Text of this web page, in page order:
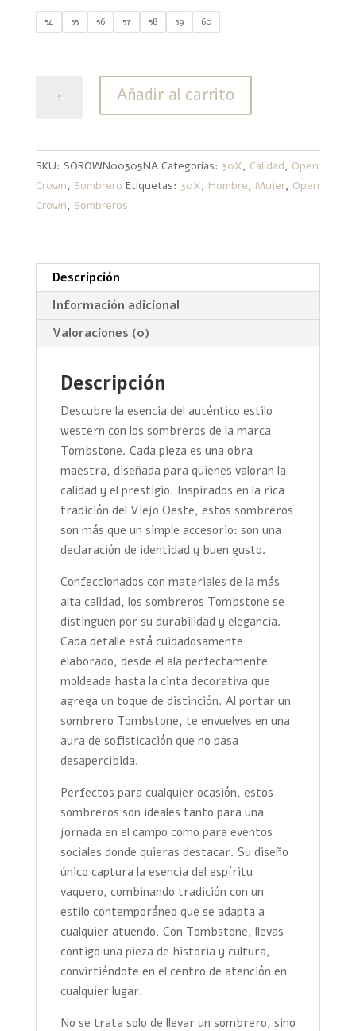
54 55 56 57 58 59 60
Open
Natural
Café
cantidad
Añadir al carrito
SKU: SOROWN00305NA Categorías: 30X, Calidad, Open
Crown, Sombrero Etiquetas: 30X, Hombre, Mujer, Open
Crown, Sombreros
Descripción
Información adicional
Valoraciones (0)
Descripción
Descubre la esencia del auténtico estilo
western con los sombreros de la marca
Tombstone. Cada pieza es una obra
maestra, diseñada para quienes valoran la
calidad y el prestigio. Inspirados en la rica
tradición del Viejo Oeste, estos sombreros
son más que un simple accesorio: son una
declaración de identidad y buen gusto.
Confeccionados con materiales de la más
alta calidad, los sombreros Tombstone se
distinguen por su durabilidad y elegancia.
Cada detalle está cuidadosamente
elaborado, desde el ala perfectamente
moldeada hasta la cinta decorativa que
agrega un toque de distinción. Al portar un
sombrero Tombstone, te envuelves en una
aura de sofisticación que no pasa
desapercibida.
Perfectos para cualquier ocasión, estos
sombreros son ideales tanto para una
jornada en el campo como para eventos
sociales donde quieras destacar. Su diseño
único captura la esencia del espíritu
vaquero, combinando tradición con un
estilo contemporáneo que se adapta a
cualquier atuendo. Con Tombstone, llevas
contigo una pieza de historia y cultura,
convirtiéndote en el centro de atención en
cualquier lugar.
No se trata solo de llevar un sombrero, sino